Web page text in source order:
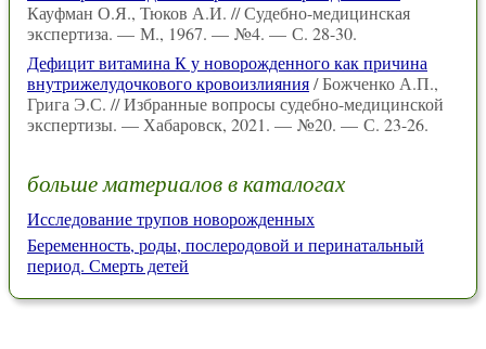
Кауфман О.Я., Тюков А.И. // Судебно-медицинская
экспертиза. — М., 1967. — №4. — С. 28-30.
Дефицит витамина К у новорожденного как причина
внутрижелудочкового кровоизлияния/ Божченко А.П.,
Грига Э.С. // Избранные вопросы судебно-медицинской
экспертизы. — Хабаровск, 2021. — №20. — С. 23-26.
больше материалов в каталогах
Исследование трупов новорожденных
Беременность, роды, послеродовой и перинатальный
период. Смерть детей